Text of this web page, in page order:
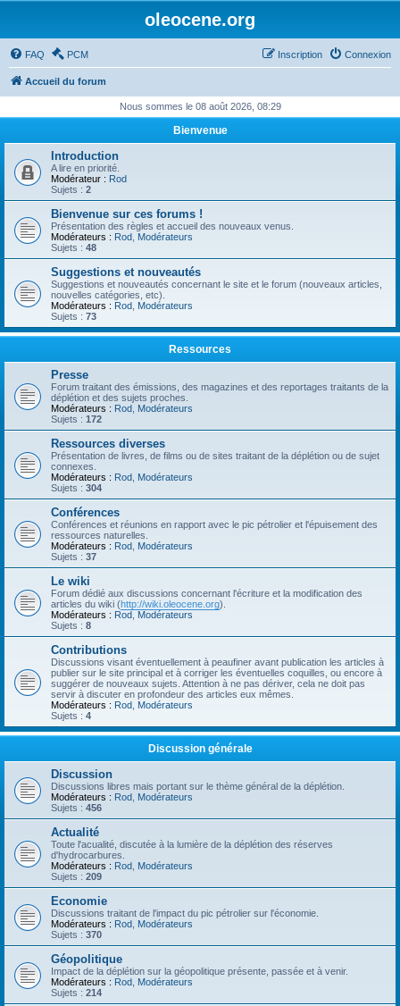
oleocene.org
FAQ PCM Connexion
Inscription
Accueil du forum
Nous sommes le 08 août 2026, 08:29
Bienvenue
Introduction
A lire en priorité.
Modérateur : Rod
Sujets : 2
Bienvenue sur ces forums !
Présentation des règles et accueil des nouveaux venus.
Modérateurs : Rod Modérateurs
Sujets : 48
Suggestions et nouveautés
Suggestions et nouveautés concernant le site et le forum (nouveaux articles,
nouvelles catégories, etc).
Modérateurs : Rod Modérateurs
Sujets : 73
Ressources
Presse
Forum traitant des émissions, des magazines et des reportages traitants de la
déplétion et des sujets proches.
Modérateurs : Rod Modérateurs
Sujets : 172
Ressources diverses
Présentation de livres, de films ou de sites traitant de la déplétion ou de sujet
connexes.
Modérateurs : Rod Modérateurs
Sujets : 304
Conférences
Conférences et réunions en rapport avec le pic pétrolier et l'épuisement des
ressources naturelles.
Modérateurs : Rod Modérateurs
Sujets : 37
Le wiki
Forum dédié aux discussions concernant l'écriture et la modification des
articles du wiki (http://wiki.oleocene.org).
Modérateurs : Rod Modérateurs
Sujets : 8
Contributions
Discussions visant éventuellement à peaufiner avant publication les articles à
publier sur le site principal et à corriger les éventuelles coquilles, ou encore à
suggérer de nouveaux sujets. Attention à ne pas dériver, cela ne doit pas
servir à discuter en profondeur des articles eux mêmes.
Modérateurs : Rod Modérateurs
Sujets : 4
Discussion générale
Discussion
Discussions libres mais portant sur le thème général de la déplétion.
Modérateurs : Rod Modérateurs
Sujets : 456
Actualité
Toute l'acualité, discutée à la lumière de la déplétion des réserves
d'hydrocarbures.
Modérateurs : Rod Modérateurs
Sujets : 209
Economie
Discussions traitant de l'impact du pic pétrolier sur l'économie.
Modérateurs : Rod Modérateurs
Sujets : 370
Géopolitique
Impact de la déplétion sur la géopolitique présente, passée et à venir.
Modérateurs : Rod Modérateurs
Sujets : 214